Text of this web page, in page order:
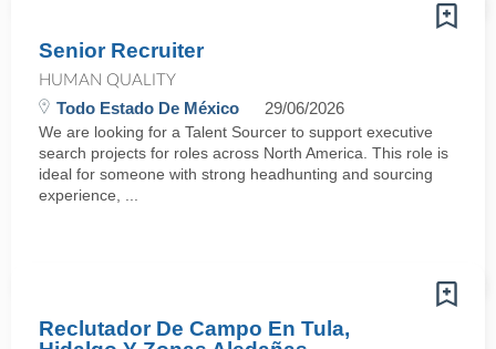
Senior Recruiter
HUMAN QUALITY
Todo Estado De México 29/06/2026
We are looking for a Talent Sourcer to support executive
search projects for roles across North America. This role is
ideal for someone with strong headhunting and sourcing
experience, ...
Reclutador De Campo En Tula,